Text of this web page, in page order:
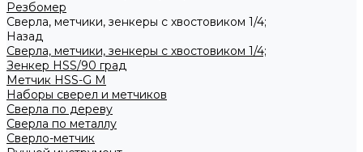
Резбомер
Сверла, метчики, зенкеры с хвостовиком 1/4;
Назад
Сверла, метчики, зенкеры с хвостовиком 1/4;
Зенкер HSS/90 град
Метчик HSS-G М
Наборы сверел и метчиков
Сверла по дереву
Сверла по металлу
Сверло-метчик